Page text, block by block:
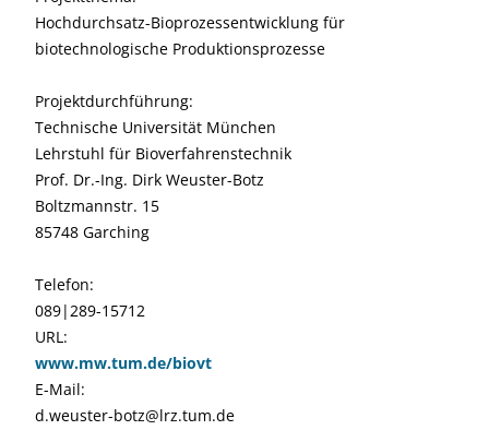
Hochdurchsatz-Bioprozessentwicklung für
biotechnologische Produktionsprozesse
Projektdurchführung:
Technische Universität München
Lehrstuhl für Bioverfahrenstechnik
Prof. Dr.-Ing. Dirk Weuster-Botz
Boltzmannstr. 15
85748 Garching
Telefon:
089|289-15712
URL:
www.mw.tum.de/biovt
E-Mail:
d.weuster-botz@lrz.tum.de